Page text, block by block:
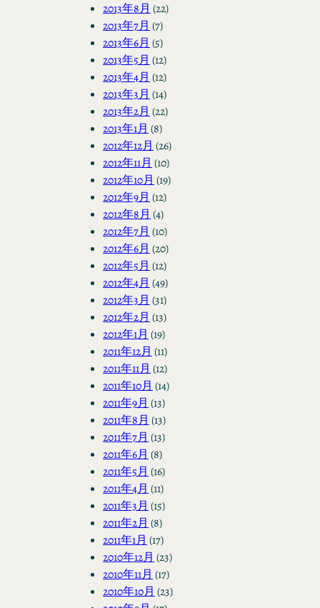
2013年8月 (22)
2013年7月 (7)
2013年6月 (5)
2013年5月 (12)
2013年4月 (12)
2013年3月 (14)
2013年2月 (22)
2013年1月 (8)
2012年12月 (26)
2012年11月 (10)
2012年10月 (19)
2012年9月 (12)
2012年8月 (4)
2012年7月 (10)
2012年6月 (20)
2012年5月 (12)
2012年4月 (49)
2012年3月 (31)
2012年2月 (13)
2012年1月 (19)
2011年12月 (11)
2011年11月 (12)
2011年10月 (14)
2011年9月 (13)
2011年8月 (13)
2011年7月 (13)
2011年6月 (8)
2011年5月 (16)
2011年4月 (11)
2011年3月 (15)
2011年2月 (8)
2011年1月 (17)
2010年12月 (23)
2010年11月 (17)
2010年10月 (23)